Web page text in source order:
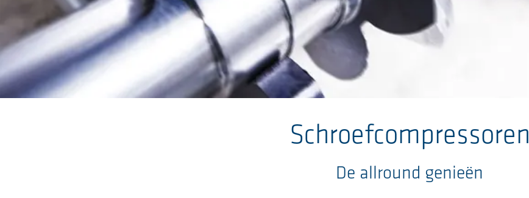
Schroefcompressoren
De allround genieën